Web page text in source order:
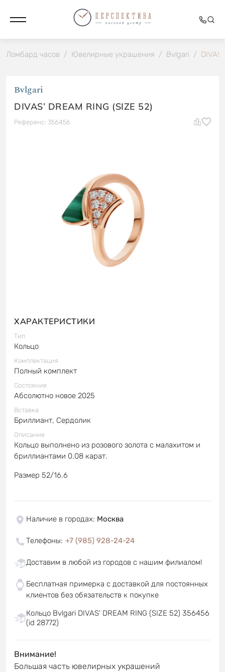
Ломбард часов / Ювелирные украшения / Bvlgari /
Bvlgari
DIVAS’ DREAM RING (SIZE 52)
Референс: 356456
ХАРАКТЕРИСТИКИ
Тип
Кольцо
Комплектация
Полный комплект
Состояние
Абсолютно новое 2025
Вставка
Бриллиант, Сердолик
Описание
Кольцо выполнено из розового золота с малахитом и
бриллиантами 0.08 карат.
Размер 52/16.6
Наличие в городах: Москва
Телефоны: +7 (985) 928-24-24
Доставим в любой из городов с нашим филиалом!
Бесплатная примерка с доставкой для постоянных
клиентов без обязательств к покупке
Кольцо Bvlgari DIVAS’ DREAM RING (SIZE 52) 356456
(id 28772)
Внимание!
Большая часть ювелирных украшений